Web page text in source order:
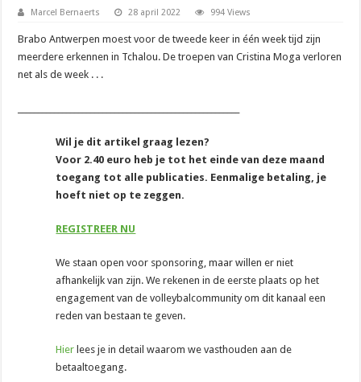
Marcel Bernaerts 28 april 2022 994 Views
Brabo Antwerpen moest voor de tweede keer in één week tijd zijn
meerdere erkennen in Tchalou. De troepen van Cristina Moga verloren
net als de week . . .
Wil je dit artikel graag lezen?
Voor 2.40 euro heb je tot het einde van deze maand
toegang tot alle publicaties. Eenmalige betaling, je
hoeft niet op te zeggen.
REGISTREER NU
We staan open voor sponsoring, maar willen er niet
afhankelijk van zijn. We rekenen in de eerste plaats op het
engagement van de volleybalcommunity om dit kanaal een
reden van bestaan te geven.
Hier lees je in detail waarom we vasthouden aan de
betaaltoegang.